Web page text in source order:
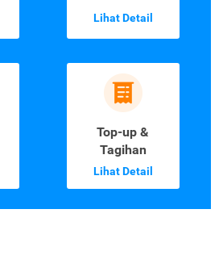
Lihat Detail
Top-up &
Tagihan
Lihat Detail